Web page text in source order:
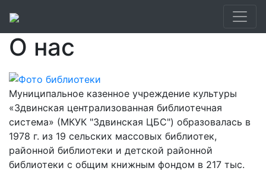
О нас
Муниципальное казенное учреждение культуры
«Здвинская централизованная библиотечная
система» (МКУК "Здвинская ЦБС") образовалась в
1978 г. из 19 сельских массовых библиотек,
районной библиотеки и детской районной
библиотеки с общим книжным фондом в 217 тыс.